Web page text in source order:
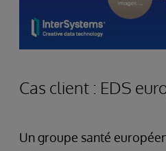
Cas client : EDS
Un groupe santé